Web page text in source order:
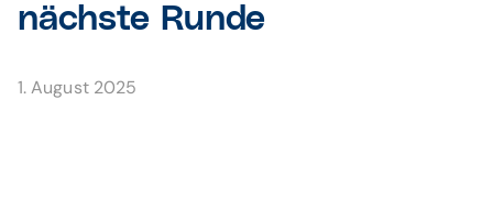
nächste Runde
1. August 2025